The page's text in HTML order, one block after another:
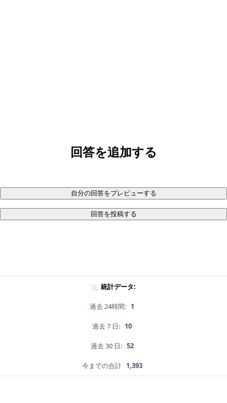
回答を追加する
自分の回答をプレビューする
回答を投稿する
統計データ:
過去 24時間: 1
過去 7 日: 10
過去 30 日: 52
今までの合計 1,393